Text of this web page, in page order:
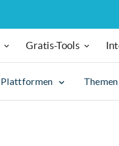
Gratis-Tools
Plattformen Themen